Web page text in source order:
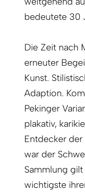
bedeutete 30
Die Zeit nach
erneuter
Kunst.
Adaption.
Pekinger
plakativ,
Entdecker der
war der
Sammlung
wichtigste